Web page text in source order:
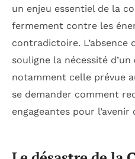
un enjeu essentiel de la
fermement contre les
contradictoire.
souligne la nécessité d’un
notamment celle prévue
se demander comment
engageantes pour